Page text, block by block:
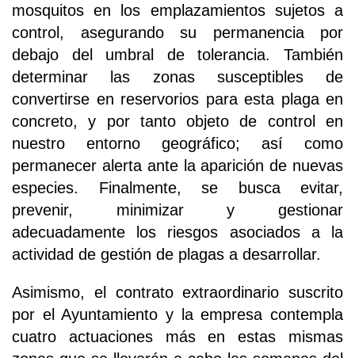
mosquitos en los emplazamientos sujetos a
control, asegurando su permanencia por
debajo del umbral de tolerancia. También
determinar las zonas susceptibles de
convertirse en reservorios para esta plaga en
concreto, y por tanto objeto de control en
nuestro entorno geográfico; así como
permanecer alerta ante la aparición de nuevas
especies. Finalmente, se busca evitar,
prevenir, minimizar y gestionar
adecuadamente los riesgos asociados a la
actividad de gestión de plagas a desarrollar.
Asimismo, el contrato extraordinario suscrito
por el Ayuntamiento y la empresa contempla
cuatro actuaciones más en estas mismas